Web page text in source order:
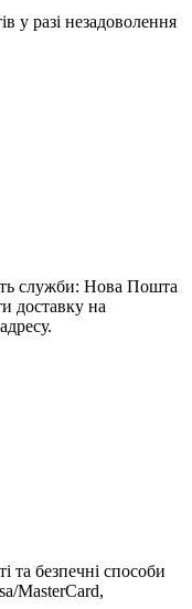
у разі незадоволення
служби: Нова Пошта
доставку на
та безпечні способи
MasterCard,